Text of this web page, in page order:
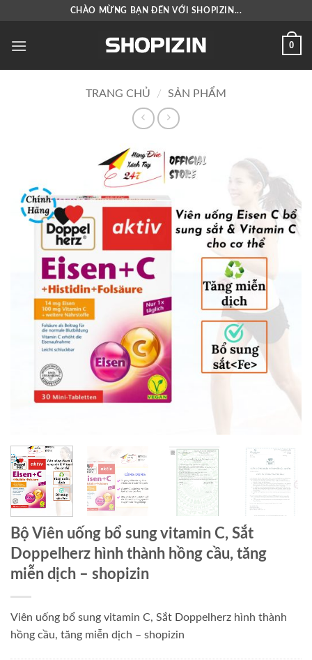
nội
CHÀO MỪNG BẠN ĐẾN VỚI SHOPIZIN...
0
TRANG CHỦ / SẢN PHẨM
Bộ Viên uống bổ sung vitamin C, Sắt
Doppelherz hình thành hồng cầu, tăng
miễn dịch – shopizin
Viên uống bổ sung vitamin C, Sắt Doppelherz hình thành
hồng cầu, tăng miễn dịch – shopizin